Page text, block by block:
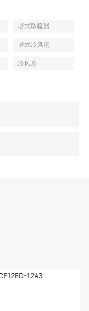
塔式取暖器
塔式冷风扇
冷风扇